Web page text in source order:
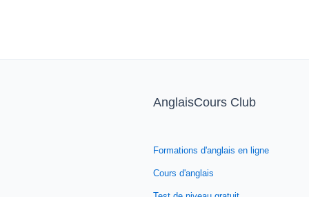
AnglaisCours Club
Formations d'anglais en ligne
Cours d'anglais